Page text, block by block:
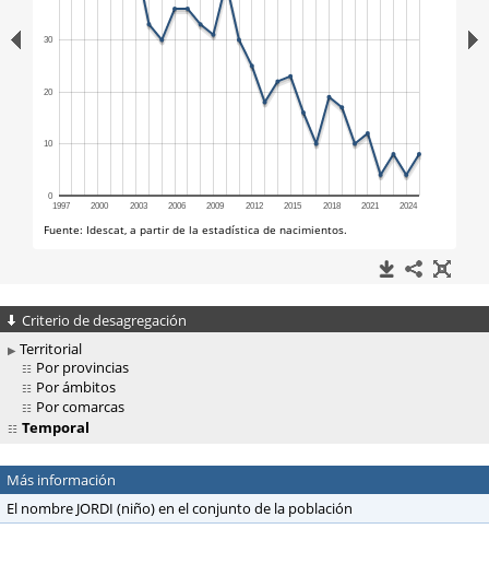
Criterio de desagregación
Territorial
Por provincias
Por ámbitos
Por comarcas
Temporal
Más información
El nombre JORDI (niño) en el conjunto de la población